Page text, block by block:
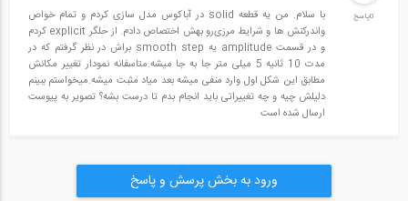
مطالب مرتبط:
بررسی پایداری دیوارهای (GRS) یا دیوارهای مسلح شده با
ژئوسنتتیک ها در ABAQUS
0پاسخ
با سلام. من یه قطعه solid در آباکوس مدل سازی کردم و تمام خواص
و‌اندرکنش ها و شرایط مرزی‌رو بهش اختصاص دادم. از حلگر explicit کردم
و در قسمت amplitude یه smooth step براش در نظر گرفتم که در
مدت 10 ثانیه 5 میلی متر جا به جا میشه.متاسفانه نمودار تغییر مکانش
مطابق این شکل اول وارد منفی میشه بعد میاد مثبت میشه.میخواستم ببینم
دلیلش چیه و چه تغییراتی باید انجام بدم تا درست بشه؟ تصویر به پیوست
ارسال شده است
ورود به بخش پرسش و پاسخ